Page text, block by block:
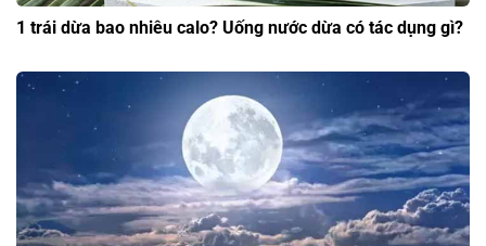
1 trái dừa bao nhiêu calo? Uống nước dừa có tác dụng gì?